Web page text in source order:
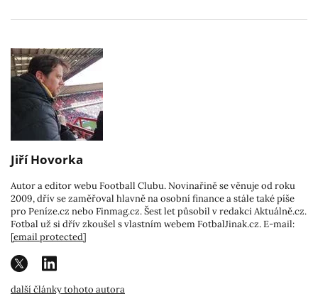
Jiří Hovorka
Autor a editor webu Football Clubu. Novinařině se věnuje od roku
2009, dřív se zaměřoval hlavně na osobní finance a stále také píše
pro Peníze.cz nebo Finmag.cz. Šest let působil v redakci Aktuálně.cz.
Fotbal už si dřív zkoušel s vlastním webem FotbalJinak.cz. E-mail:
[email protected]
další články tohoto autora